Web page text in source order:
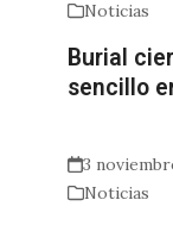
Noticias
Burial
sencillo
3
Noticias